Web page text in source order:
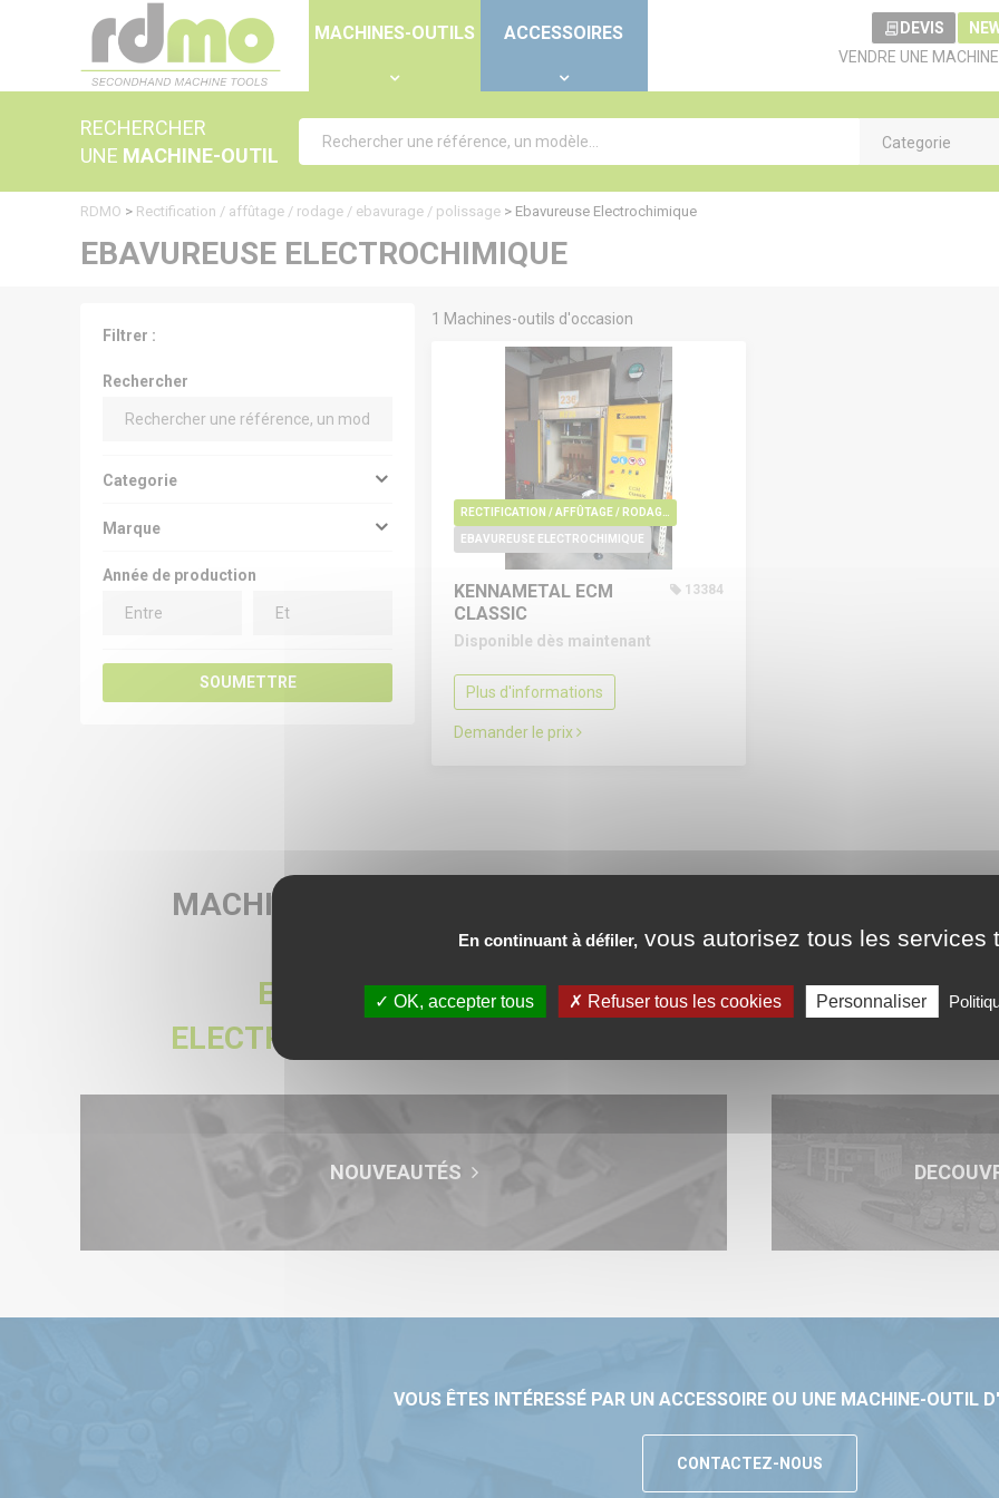
En continuant à défiler, vous autorisez tous les services
OK, accepter tous Refuser tous les cookies Personnaliser
MACHINES-OUTILS ACCESSOIRES DEVIS
VENDRE UNE MACHINE
RECHERCHER
UNE MACHINE-OUTIL
Categorie
RDMO > Rectification / affûtage / rodage / ebavurage / polissage > Ebavureuse Electrochimique
EBAVUREUSE ELECTROCHIMIQUE
Filtrer :
Rechercher
Categorie
Marque
Année de production
SOUMETTRE
1 Machines-outils d'occasion
EBAVUREUSE ELECTROCHIMIQUE
KENNAMETAL ECM
CLASSIC
13384
Disponible dès maintenant
Plus d'informations
Demander le prix
MACHINES-OUTILS
EBAVUREUSE
ELECTROCHIMIQUE
NOUVEAUTÉS
VOUS ÊTES INTÉRESSÉ PAR UN ACCESSOIRE OU UNE MACHINE-OUTIL
CONTACTEZ-NOUS